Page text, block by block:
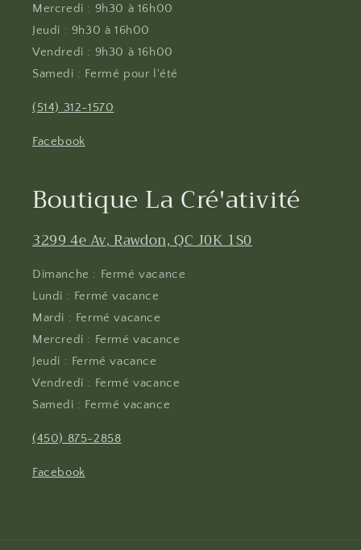
Mercredi : 9h30 à 16h00
Jeudi : 9h30 à 16h00
Vendredi : 9h30 à 16h00
Samedi : Fermé pour l'été
(514) 312-1570
Facebook
Boutique La Cré'ativité
3299 4e Av, Rawdon, QC J0K 1S0
Dimanche : Fermé vacance
Lundi : Fermé vacance
Mardi : Fermé vacance
Mercredi : Fermé vacance
Jeudi : Fermé vacance
Vendredi : Fermé vacance
Samedi : Fermé vacance
(450) 875-2858
Facebook